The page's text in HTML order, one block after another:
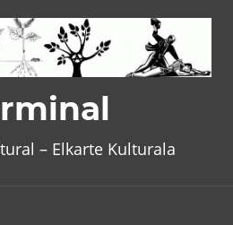
– Elkarte Kulturala